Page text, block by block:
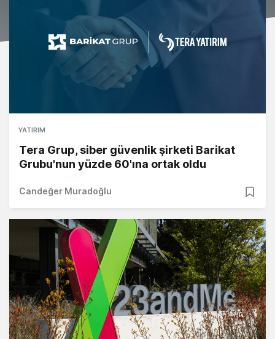
YATIRIM
Tera Grup, siber güvenlik şirketi Barikat
Grubu'nun yüzde 60'ına ortak oldu
Candeğer Muradoğlu